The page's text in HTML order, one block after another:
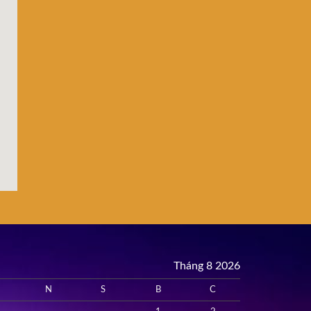
Tháng 8 2026
N S B C